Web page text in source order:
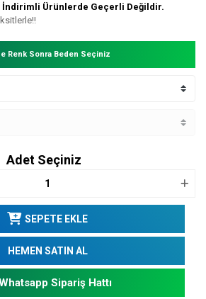
İndirimli Ürünlerde Geçerli Değildir.
Renk Sonra Beden Seçiniz
Adet Seçiniz
SEPETE EKLE
HEMEN SATIN AL
Sipariş Hattı